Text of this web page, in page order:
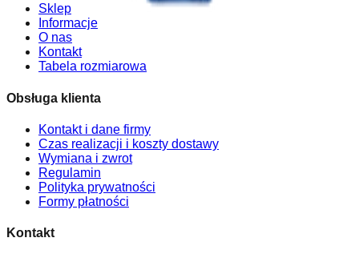
Sklep
Informacje
O nas
Kontakt
Tabela rozmiarowa
Obsługa klienta
Kontakt i dane firmy
Czas realizacji i koszty dostawy
Wymiana i zwrot
Regulamin
Polityka prywatności
Formy płatności
Kontakt